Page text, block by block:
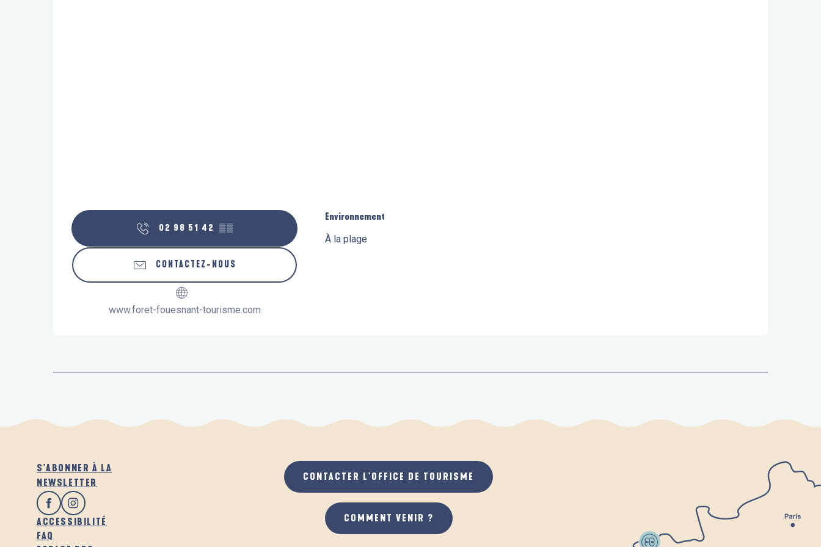
02 98 51 42 ▒▒
CONTACTEZ-NOUS
www.foret-fouesnant-tourisme.com
Environnement
Environnement
À la plage
S'ABONNER À LA
NEWSLETTER
ACCESSIBILITÉ
FAQ
CONTACTER L'OFFICE DE TOURISME
COMMENT VENIR ?